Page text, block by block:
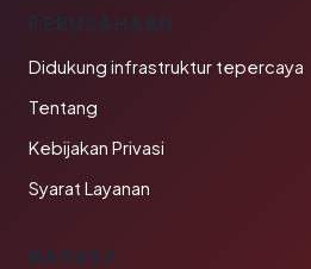
PERUSAHAAN
Didukung infrastruktur tepercaya
Tentang
Kebijakan Privasi
Syarat Layanan
BAHASA